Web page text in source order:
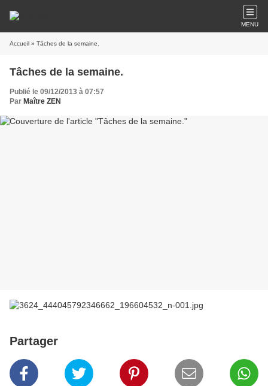
MENU
Accueil » Tâches de la semaine.
Tâches de la semaine.
Publié le 09/12/2013 à 07:57
Par Maître ZEN
Partager